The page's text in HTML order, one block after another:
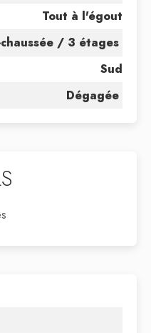
Tout à l'égout
chaussée / 3 étages
Sud
Dégagée